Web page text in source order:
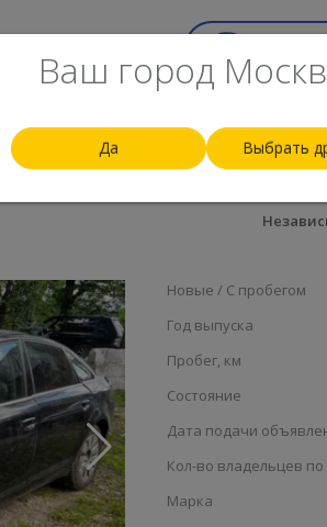
Новые / С пробегом
Год выпуска
Пробег, км
Состояние
Дата подачи
Кол-во владельцев по
Марка
Ваш город
Да Выбрать